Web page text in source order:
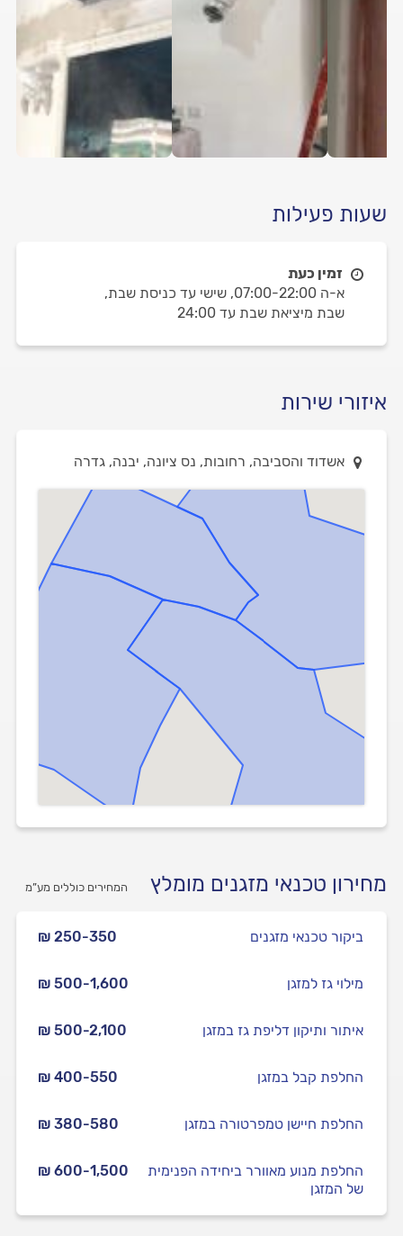
שעות פעילות
זמין כעת
א-ה 07:00-22:00,
שישי עד כניסת שבת,
שבת מיציאת שבת עד 24:00
איזורי שירות
אשדוד והסביבה, רחובות, נס ציונה, יבנה, גדרה
מחירון טכנאי מזגנים מומלץ המחירים כוללים מע”מ
₪ 250-350 ביקור טכנאי מזגנים
₪ 500-1,600 מילוי גז למזגן
₪ 500-2,100 איתור ותיקון דליפת גז במזגן
₪ 400-550 החלפת קבל במזגן
₪ 380-580 החלפת חיישן טמפרטורה במזגן
₪ 600-1,500
החלפת מנוע מאוורר ביחידה הפנימית
של המזגן